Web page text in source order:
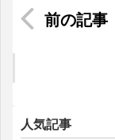
あの青春が
インドネシア
人気記事